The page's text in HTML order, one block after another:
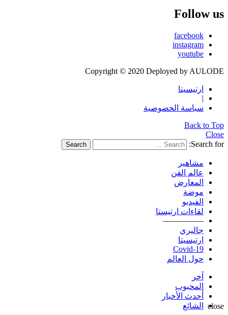
Follow us
facebook
instagram
youtube
Copyright © 2020 Deployed by AULODE
ارتيسيتا
|
سياسة الخصوصية
Back to Top
Close
Search for:
Search
مشاهير
عالم الفن
المعارض
موضة
الفيديو
لقاءات ارتيستا
—————
جاليري
ارتيسيتا
Covid-19
حول العالم
آخر
المحبوب
أحدث الأخبار
الشائع
close